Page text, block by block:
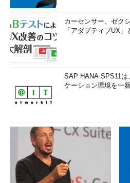
カーセンサー、ゼク
「アダプティブUX
SAP HANA SPS11は
ケーション環境を一